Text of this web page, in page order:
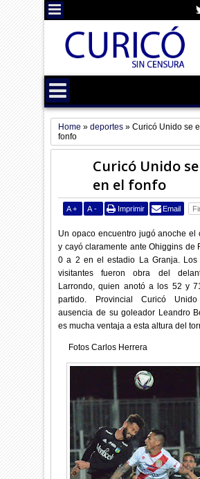
Home »deportes »Curicó Unido se
fonfo
Curicó Unido
en el fonfo
A + A - Imprimir Email
Un opaco encuentro jugó anoche el
y cayó claramente ante Ohiggins de
0 a 2 en el estadio La Granja. Los
visitantes fueron obra del
Larrondo, quien anotó a los 52 y
partido. Provincial Curicó
ausencia de su goleador Leandro
es mucha ventaja a esta altura del
Fotos Carlos Herrera